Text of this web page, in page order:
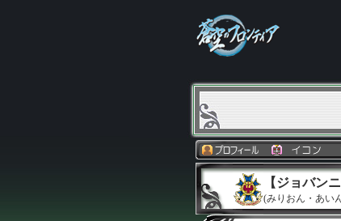
【ジョバン
(みりおん・あい